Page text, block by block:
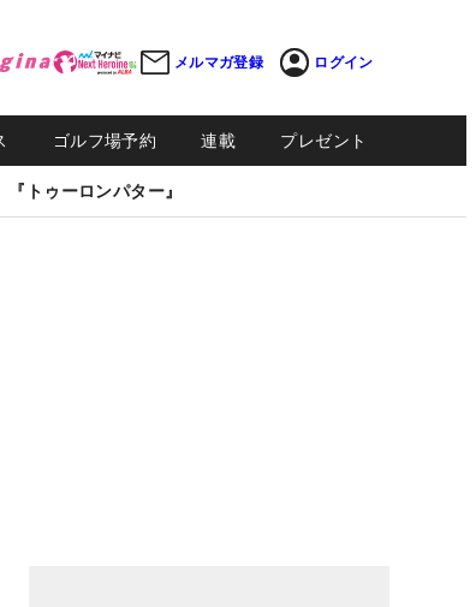
メルマガ登録 ログイン
ゴルフ場予約 連載 プレゼント
トゥーロンパター』